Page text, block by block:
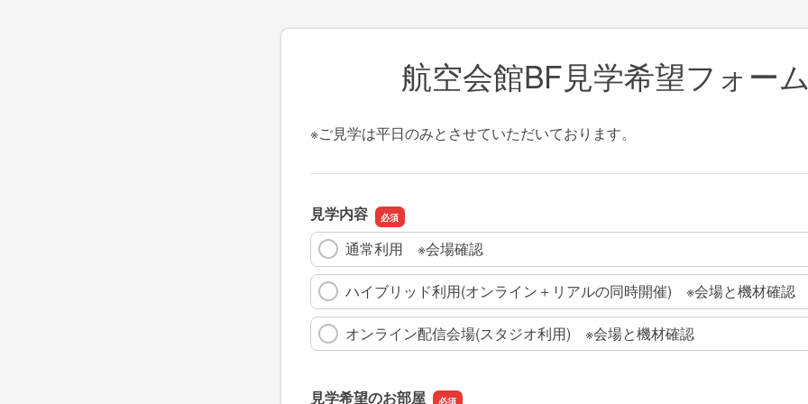
航空会館BF見学希望フォー
※ご見学は平日のみとさせていただいております。
見学内容
通常利用 ※会場確認
ハイブリッド利用(オンライン＋リアルの同時開催) ※会場と機材確認
オンライン配信会場(スタジオ利用) ※会場と機材確認
見学希望のお部屋